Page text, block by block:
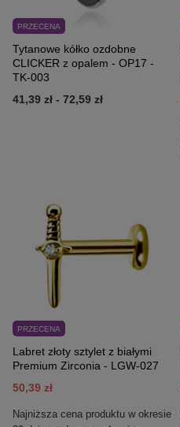
PRZECENA
Tytanowe kółko ozdobne
CLICKER z opalem - OP17 -
TK-003
41,39 zł - 72,59 zł
PRZECENA
Labret złoty sztylet z białymi
Premium Zirconia - LGW-027
50,39 zł
Najniższa cena produktu w okresie